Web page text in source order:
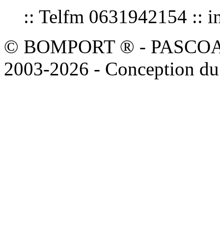
:: Telfm 0631942154 ::
© BOMPORT ® -
2003-2026 - Conception